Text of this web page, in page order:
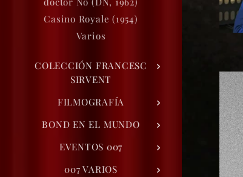
Casino Royale (1954)
Varios
COLECCIÓN FRANCESC
SIRVENT
FILMOGRAFÍA
BOND EN EL MUNDO
EVENTOS 007
007 VARIOS